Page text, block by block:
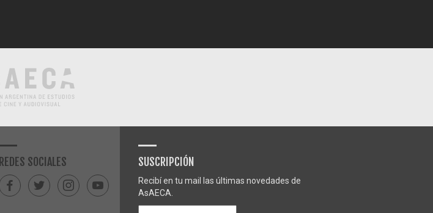
REDES SOCIALES SUSCRIPCIÓN
Recibí en tu mail las últimas novedades de
AsAECA.